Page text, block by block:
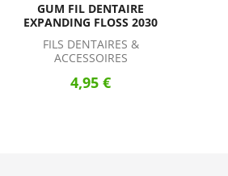
GUM FIL DENTAIRE
EXPANDING FLOSS 2030
FILS DENTAIRES &
ACCESSOIRES
4,95 €